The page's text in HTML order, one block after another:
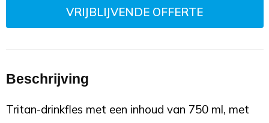
VRIJBLIJVENDE OFFERTE
Beschrijving
Tritan-drinkfles met een inhoud van 750 ml, met